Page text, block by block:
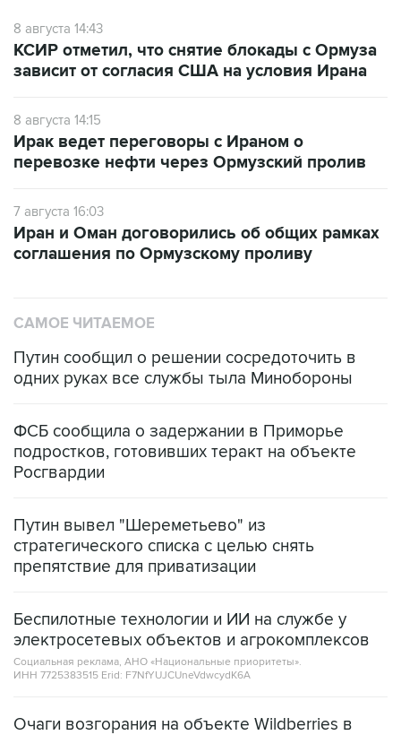
8 августа 14:43
КСИР отметил, что снятие блокады с Ормуза
зависит от согласия США на условия Ирана
8 августа 14:15
Ирак ведет переговоры с Ираном о
перевозке нефти через Ормузский пролив
7 августа 16:03
Иран и Оман договорились об общих рамках
соглашения по Ормузскому проливу
САМОЕ ЧИТАЕМОЕ
Путин сообщил о решении сосредоточить в
одних руках все службы тыла Минобороны
ФСБ сообщила о задержании в Приморье
подростков, готовивших теракт на объекте
Росгвардии
Путин вывел "Шереметьево" из
стратегического списка с целью снять
препятствие для приватизации
Беспилотные технологии и ИИ на службе у
электросетевых объектов и агрокомплексов
Социальная реклама, АНО «Национальные приоритеты».
ИНН 7725383515 Erid: F7NfYUJCUneVdwcydK6A
Очаги возгорания на объекте Wildberries в